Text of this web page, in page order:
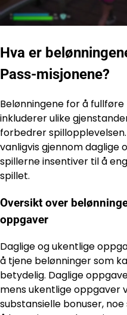
Hva er
Pass-misjonene?
Belønningene for å
inkluderer ulike
forbedrer
vanligvis gjennom daglige
spillerne insentiver til å
spillet.
Oversikt over
oppgaver
Daglige og ukentlige
å tjene belønninger som
betydelig. Daglige
mens ukentlige oppgaver
substansielle bonuser,